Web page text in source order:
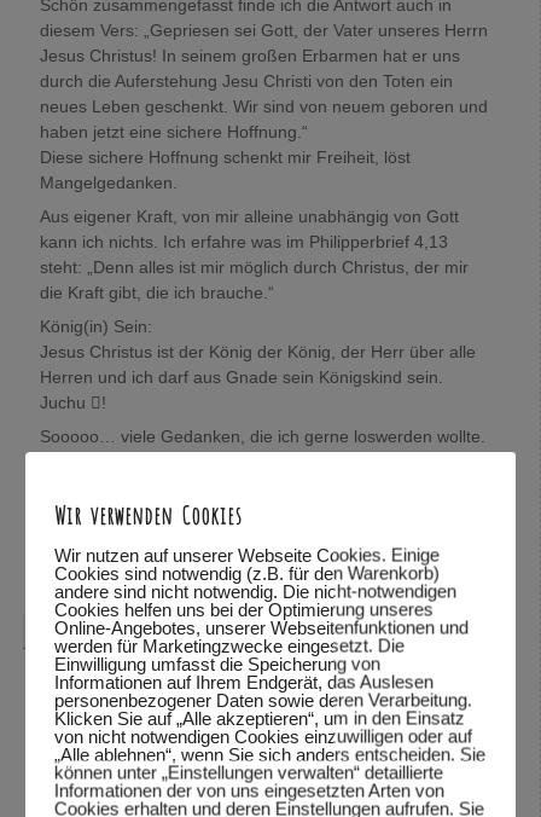
Schön zusammengefasst finde ich die Antwort auch in
diesem Vers: „Gepriesen sei Gott, der Vater unseres Herrn
Jesus Christus! In seinem großen Erbarmen hat er uns
durch die Auferstehung Jesu Christi von den Toten ein
neues Leben geschenkt. Wir sind von neuem geboren und
haben jetzt eine sichere Hoffnung.“
Diese sichere Hoffnung schenkt mir Freiheit, löst
Mangelgedanken.
Aus eigener Kraft, von mir alleine unabhängig von Gott
kann ich nichts. Ich erfahre was im Philipperbrief 4,13
steht: „Denn alles ist mir möglich durch Christus, der mir
die Kraft gibt, die ich brauche.“
König(in) Sein:
Jesus Christus ist der König der König, der Herr über alle
Herren und ich darf aus Gnade sein Königskind sein.
Juchu !
Sooooo… viele Gedanken, die ich gerne loswerden wollte.
In Verbundenheit,
Mira
Antworten↓
Wolfgang Dodelsagte am28.10.2015 um 22:08 :
Hallo Mira,
vielen Dank für das mitteilen deiner Gedanken. Schön,
dass du so viele Bibelstellen zitieren kannst und mit uns
teilst.
Was ich über deine Gedanken denke? Ich habe deine
Wir verwenden Cookies
Wir nutzen auf unserer Webseite Cookies. Einige
Cookies sind notwendig (z.B. für den Warenkorb)
andere sind nicht notwendig. Die nicht-notwendigen
Cookies helfen uns bei der Optimierung unseres
Online-Angebotes, unserer Webseitenfunktionen und
werden für Marketingzwecke eingesetzt. Die
Einwilligung umfasst die Speicherung von
Informationen auf Ihrem Endgerät, das Auslesen
personenbezogener Daten sowie deren Verarbeitung.
Klicken Sie auf „Alle akzeptieren“, um in den Einsatz
von nicht notwendigen Cookies einzuwilligen oder auf
„Alle ablehnen“, wenn Sie sich anders entscheiden. Sie
können unter „Einstellungen verwalten“ detaillierte
Informationen der von uns eingesetzten Arten von
Cookies erhalten und deren Einstellungen aufrufen. Sie